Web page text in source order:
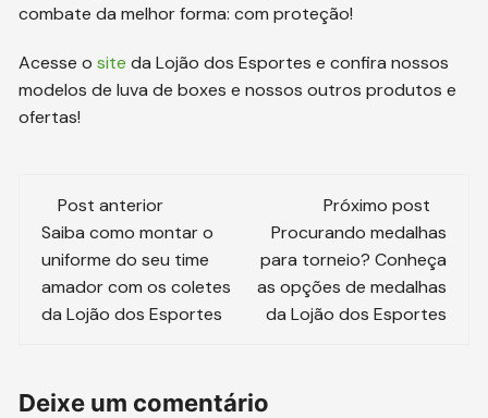
combate da melhor forma: com proteção!
Acesse osite da Lojão dos Esportes e confira nossos
modelos de luva de boxes e nossos outros produtos e
ofertas!
Navegação
de
post
Post anterior
Saiba como montar o
uniforme do seu time
amador com os coletes
da Lojão dos Esportes
Próximo post
Procurando medalhas
para torneio? Conheça
as opções de medalhas
da Lojão dos Esportes
Deixe um comentário